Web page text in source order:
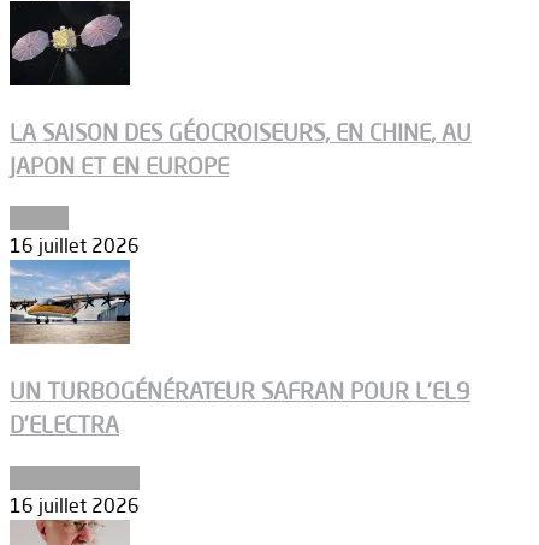
LA SAISON DES GÉOCROISEURS, EN CHINE, AU
JAPON ET EN EUROPE
16 juillet 2026
UN TURBOGÉNÉRATEUR SAFRAN POUR L’EL9
D’ELECTRA
16 juillet 2026